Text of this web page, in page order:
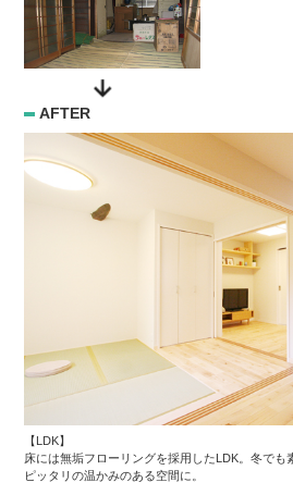
AFTER
【LDK】
床には無垢フローリングを採用したLDK。冬でも
ピッタリの温かみのある空間に。